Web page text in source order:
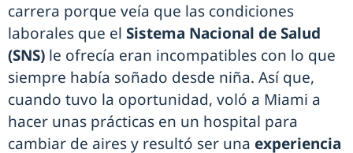
carrera porque veía que las condiciones
laborales que el Sistema Nacional de Salud
(SNS) le ofrecía eran incompatibles con lo que
siempre había soñado desde niña. Así que,
cuando tuvo la oportunidad, voló a Miami a
hacer unas prácticas en un hospital para
cambiar de aires y resultó ser una experiencia